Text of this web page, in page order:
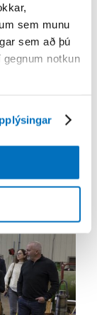
sem munu
sem að þú
notkun
og
koma að